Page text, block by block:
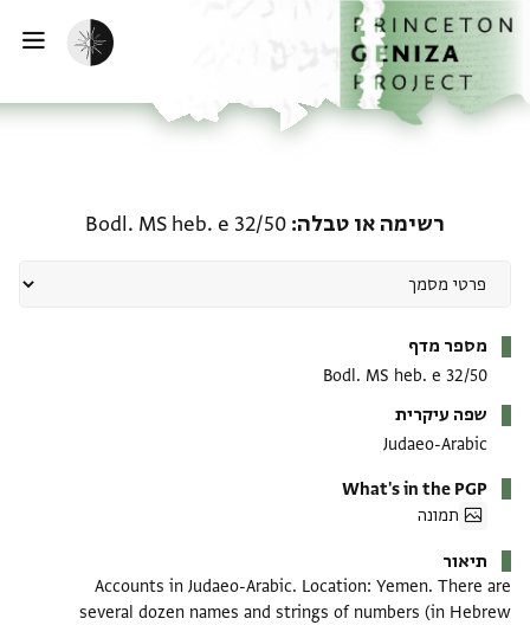
לתוכןהבית
הפעלת מצב כהה
רשימה או טבלה Bodl. MS heb. e 32/50
מספר מדף
Bodl. MS heb. e 32/50
שפה עיקרית
Judaeo-Arabic
What's in the PGP
תמונה
תיאור
Accounts in Judaeo-Arabic. Location: Yemen. There are
several dozen names and strings of numbers (in Hebrew